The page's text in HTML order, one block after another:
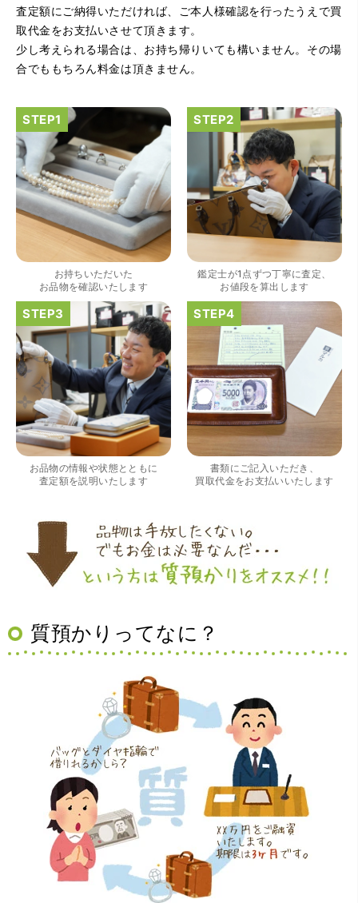
なって頂いてありがとうございます! お店の雰囲気もやらし
さがなく、とても入ってゆっくりできる落ちついた敷居の
高いお店です。また鑑定士さんに会いたいです。
（大阪府大阪市）きれいにして頂いたうえで質入れ金額を
出していただいたのが初めてで感動しました。
（大阪府大阪市）すごく丁寧に対応して頂きました。 ホー
ムページの皆様の評価がとても良かったので、質屋自体初
めての利用でしたが、対応して頂きました担当の方もすご
く良かったです。 これから質屋をご利用される方は是非オ
ススメです。
やすくとても良い時間になりました!!満足出来る買取です。
本当に有難う御座います!!
（大阪府寝屋川市）質屋さんは初めてて不安でしたが、他
店買い取りより高く思っていた以上の金額で大満足です。
説明もわかりやすく、優しい話し方の対応でとても良かっ
たです。
査定額にご納得いただければ、ご本人様確認を行ったうえで買
取代金をお支払いさせて頂きます。
少し考えられる場合は、お持ち帰りいても構いません。その場
合でももちろん料金は頂きません。
お持ちいただいた
お品物を確認いたします
鑑定士が1点ずつ丁寧に査定、
お値段を算出します
お品物の情報や状態とともに
査定額を説明いたします
書類にご記入いただき、
買取代金をお支払いいたします
質預かりってなに？